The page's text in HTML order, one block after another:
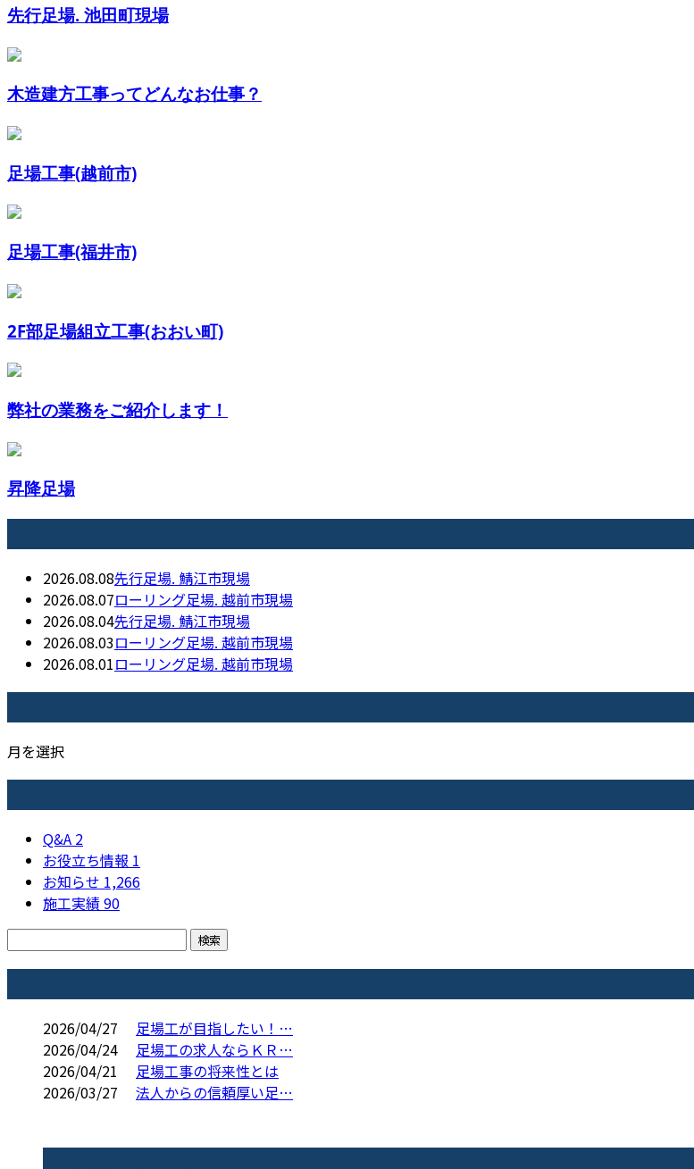
先行足場. 池田町現場
木造建方工事ってどんなお仕事？
足場工事(越前市)
足場工事(福井市)
2F部足場組立工事(おおい町)
弊社の業務をご紹介します！
昇降足場
2026.08.08先行足場. 鯖江市現場
2026.08.07ローリング足場. 越前市現場
2026.08.04先行足場. 鯖江市現場
2026.08.03ローリング足場. 越前市現場
2026.08.01ローリング足場. 越前市現場
月を選択
Q&A 2
お役立ち情報 1
お知らせ 1,266
施工実績90
2026/04/27
足場工が目指したい！…
2026/04/24
足場工の求人ならＫＲ…
2026/04/21
足場工事の将来性とは
2026/03/27
法人からの信頼厚い足…